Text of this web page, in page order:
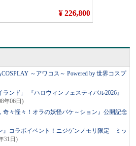
～アワコス～ Powered by 世界コスプ
ンド」 『ハロウィンフェスティバル2026』
年06日)
々怪々！オラの妖怪バケ～ション』公開記念
』コラボイベント！ニジゲンノモリ限定 ミッ
31日)